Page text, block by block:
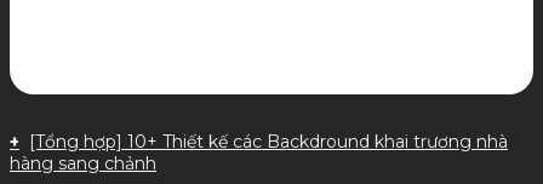
[Tổng hợp] 10+ Thiết kế các Backdround khai trương nhà
hàng sang chảnh